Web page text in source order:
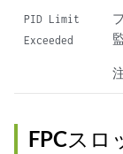
PID Limit
Exceeded
FPCスロ